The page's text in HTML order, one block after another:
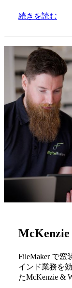
続きを読む
FileMaker で窓
インド業務を
たMcKenzie &